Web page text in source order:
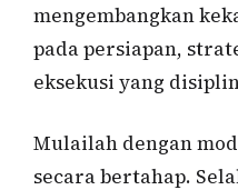
mengembangkan
pada persiapan,
eksekusi yang
Mulailah dengan
secara bertahap.